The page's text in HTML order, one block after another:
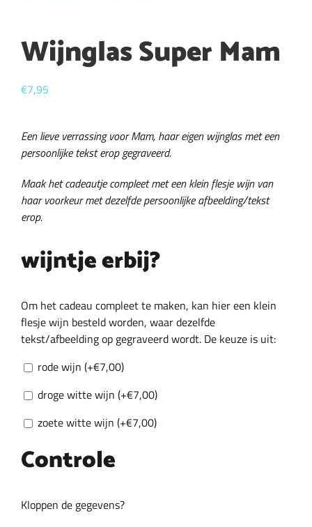
Wijnglas Super Mam
€7,95
Een lieve verrassing voor Mam, haar eigen wijnglas met een
persoonlijke tekst erop gegraveerd.
Maak het cadeautje compleet met een klein flesje wijn van
haar voorkeur met dezelfde persoonlijke afbeelding/tekst
erop.
wijntje erbij?
Om het cadeau compleet te maken, kan hier een klein
flesje wijn besteld worden, waar dezelfde
tekst/afbeelding op gegraveerd wordt. De keuze is uit:
rode wijn (+€7,00)
droge witte wijn (+€7,00)
zoete witte wijn (+€7,00)
Controle
Kloppen de gegevens?